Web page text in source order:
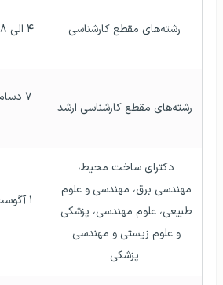
رشته‌های مقطع کارشناسی ۴ الی ۱۸ ژانویه ۲۰۲۳ میلادی
رشته‌های مقطع کارشناسی ارشد
پزشکی